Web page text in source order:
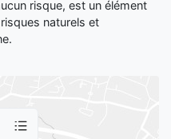
risque, est un élément
naturels et